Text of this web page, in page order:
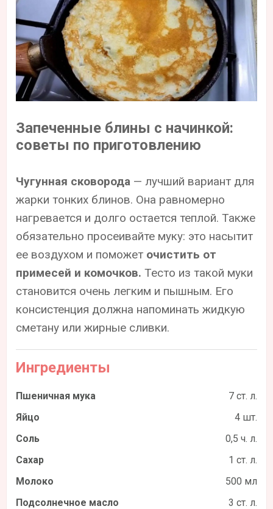
Запеченные блины с начинкой:
советы по приготовлению
Чугунная сковорода — лучший вариант для
жарки тонких блинов. Она равномерно
нагревается и долго остается теплой. Также
обязательно просеивайте муку: это насытит
ее воздухом и поможет очистить от
примесей и комочков. Тесто из такой муки
становится очень легким и пышным. Его
консистенция должна напоминать жидкую
сметану или жирные сливки.
Ингредиенты
Пшеничная мука
7 ст. л.
Яйцо
4 шт.
Соль
0,5 ч. л.
Сахар
1 ст. л.
Молоко
500 мл
Подсолнечное масло
3 ст. л.